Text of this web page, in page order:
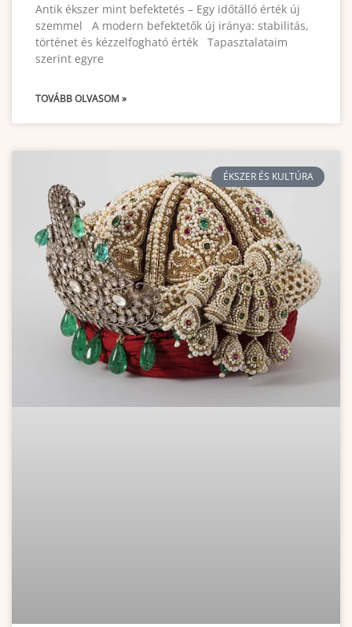
Antik ékszer mint befektetés – Egy időtálló érték új
szemmel A modern befektetők új iránya: stabilitás,
történet és kézzelfogható érték Tapasztalataim
szerint egyre
TOVÁBB OLVASOM »
ÉKSZER ÉS KULTÚRA